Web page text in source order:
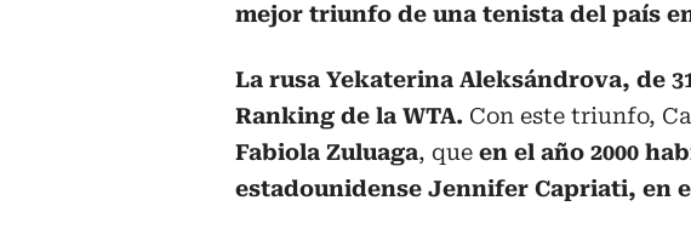
mejor triunfo de una tenista del país
La rusa Yekaterina Aleksándrova, de
Ranking de la WTA. Con este triunfo,
Fabiola Zuluaga, que en el año 2000
estadounidense Jennifer Capriati, en